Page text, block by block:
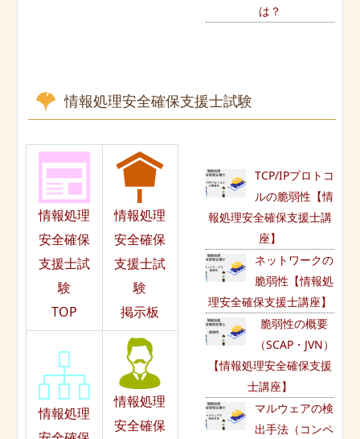
は？
情報処理安全確保支援士試験
情報処理
安全確保
支援士試
験
TOP
情報処理
安全確保
支援士試
験
掲示板
情報処理
情報処理
安全確保
TCP/IPプロトコ
ルの脆弱性【情
報処理安全確保支援士講
座】
ネットワークの
脆弱性【情報処
理安全確保支援士講座】
脆弱性の概要
（SCAP・JVN）
【情報処理安全確保支援
士講座】
マルウェアの検
出手法（コンペ